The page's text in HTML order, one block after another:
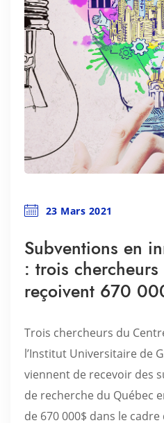
23 Mars 2021
Subventions en
: trois
reçoivent 670
Trois chercheurs du
l’Institut Universitaire de
viennent de recevoir des
de recherche du Québec
de 670 000$ dans le